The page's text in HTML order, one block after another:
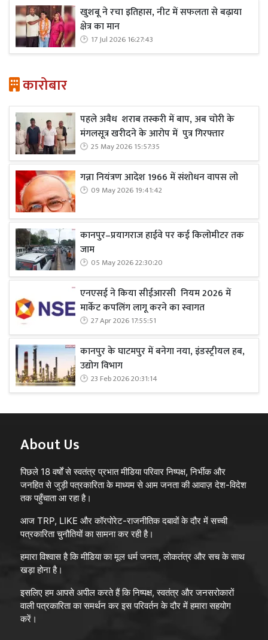
खुशबू ने रचा इतिहास, नीट में सफलता से बढ़ाया
क्षेत्र का मान
17 Jul 2026 16:27:43
कारोबार
पहले अवैध शराब तस्करी में बाप, अब चोरी के
मंगलसूत्र खरीदने के आरोप में पुत्र गिरफ्तार
25 May 2026 15:57:35
गन्ना नियंत्रण आदेश 1966 में संशोधन वापस लो
09 May 2026 19:41:42
कानपुर–प्रयागराज हाईवे पर कई किलोमीटर तक
जाम
05 May 2026 22:30:20
एनएसई ने किया सीईआरसी नियम 2026 में
मार्केट कपलिंग लागू करने का स्वागत
27 Apr 2026 17:55:51
कानपुर के घाटमपुर में बनेगा नया, इंडस्ट्रीयल हब,
उद्योग विभाग
23 Feb 2026 20:31:14
About Us
पिछले 18 वर्षों से स्वतंत्र प्रभात मीडिया परिवार निष्पक्ष, निर्भीक और
जनहित से जुड़ी पत्रकारिता के माध्यम से आम जनता की आवाज़ देश-विदेश
तक पहुँचाता आ रहा है।
आज TRP, LIKE और कॉरपोरेट-राजनीतिक दबावों के दौर में सच्ची
पत्रकारिता चुनौतियों का सामना कर रही है।
हमारा विश्वास है कि मीडिया का मूल धर्म जनता, लोकतंत्र और सच के साथ
खड़ा होना है।
इसलिए हम आपसे अपील करते हैं कि निष्पक्ष, स्वतंत्र और जनसरोकारों
वाली पत्रकारिता का समर्थन कर इस परिवर्तन के दौर में हमारा सहयोग
करें।